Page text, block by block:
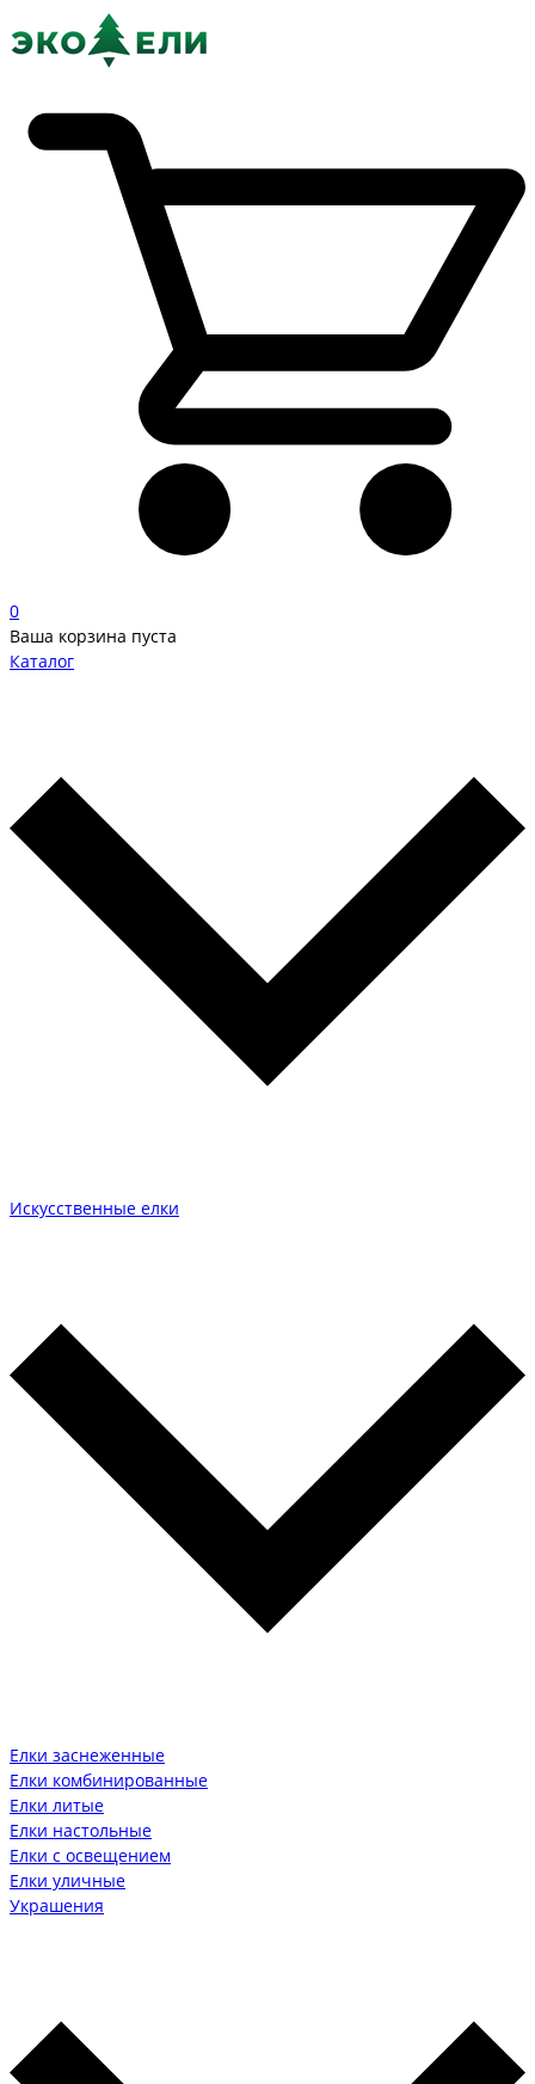
0
Ваша корзина пуста
Каталог
Искусственные елки
Елки заснеженные
Елки комбинированные
Елки литые
Елки настольные
Елки с освещением
Елки уличные
Украшения